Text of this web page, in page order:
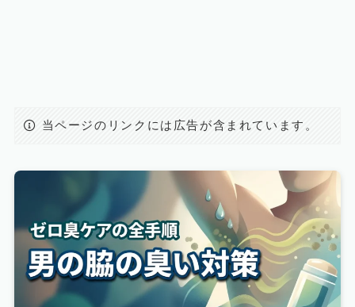
当ページのリンクには広告が含まれています。